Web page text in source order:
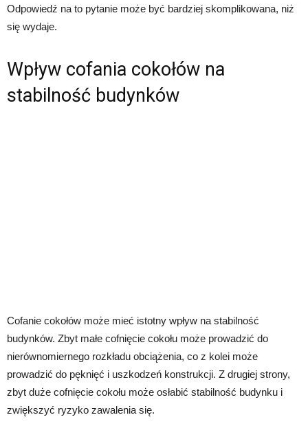
Odpowiedź na to pytanie może być bardziej skomplikowana, niż
się wydaje.
Wpływ cofania cokołów na
stabilność budynków
Cofanie cokołów może mieć istotny wpływ na stabilność
budynków. Zbyt małe cofnięcie cokołu może prowadzić do
nierównomiernego rozkładu obciążenia, co z kolei może
prowadzić do pęknięć i uszkodzeń konstrukcji. Z drugiej strony,
zbyt duże cofnięcie cokołu może osłabić stabilność budynku i
zwiększyć ryzyko zawalenia się.